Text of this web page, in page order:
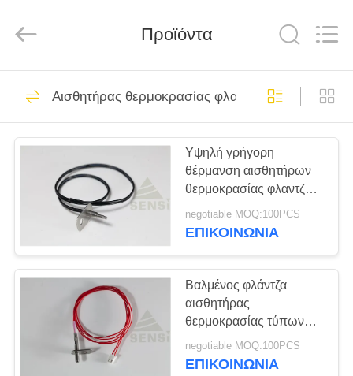
ΣΠΊΤΙ
ΠΡΟΪΌΝΤΑ
ΠΕΡΊΠΟΥ
ΕΜΕΊΣ
ΓΎΡΟΣ
ΕΡΓΟΣΤΑΣΊΩΝ
ΠΟΙΟΤΙΚΌΣ
ΈΛΕΓΧΟΣ
Electronic
Θερμική αντίσταση
ακρίβειας NTC
Εποξική θερμική
αντίσταση
47
Προϊόντα
Αισθητήρας θερμοκρασίας φλαντζών
Υψηλή γρήγορη
θέρμανση αισθητήρων
θερμοκρασίας φλαντζών
NTC αξιοπιστίας για το
θερμοσίφωνα
negotiable MOQ:100PCS
ΕΠΙΚΟΙΝΩΝΙΑ
Βαλμένος φλάντζα
αισθητήρας
θερμοκρασίας τύπων
ανοξείδωτου NTC για
την ηλεκτρική κουζίνα
negotiable MOQ:100PCS
ΕΠΙΚΟΙΝΩΝΙΑ